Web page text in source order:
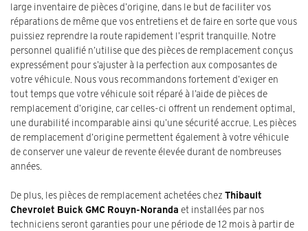
large inventaire de pièces d’origine, dans le but de faciliter vos
réparations de même que vos entretiens et de faire en sorte que vous
puissiez reprendre la route rapidement l’esprit tranquille. Notre
personnel qualifié n’utilise que des pièces de remplacement conçus
expressément pour s’ajuster à la perfection aux composantes de
votre véhicule. Nous vous recommandons fortement d’exiger en
tout temps que votre véhicule soit réparé à l’aide de pièces de
remplacement d’origine, car celles-ci offrent un rendement optimal,
une durabilité incomparable ainsi qu’une sécurité accrue. Les pièces
de remplacement d’origine permettent également à votre véhicule
de conserver une valeur de revente élevée durant de nombreuses
années.
De plus, les pièces de remplacement achetées chez Thibault
Chevrolet Buick GMC Rouyn-Noranda et installées par nos
techniciens seront garanties pour une période de 12 mois à partir de